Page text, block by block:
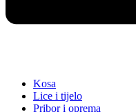
Kosa
Lice i tijelo
Pribor i oprema